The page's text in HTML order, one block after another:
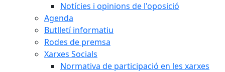
Notícies i opinions de l'oposició
Agenda
Butlletí informatiu
Rodes de premsa
Xarxes Socials
Normativa de participació en les xarxes